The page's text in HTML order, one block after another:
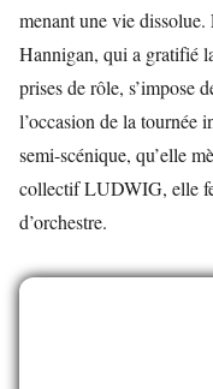
menant une vie
Hannigan, qui a gratifié
prises de rôle, s’impose
l’occasion de la tournée
semi-scénique, qu’elle
collectif LUDWIG, elle
d’orchestre.